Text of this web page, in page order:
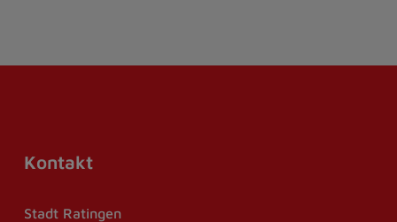
Kontakt
Stadt Ratingen